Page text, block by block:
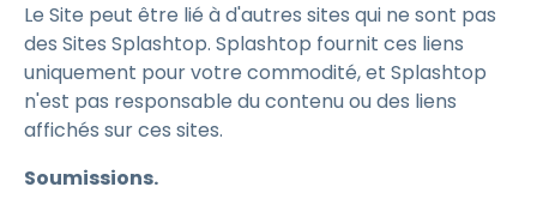
Le Site peut être lié à d'autres sites qui ne sont pas
des Sites Splashtop. Splashtop fournit ces liens
uniquement pour votre commodité, et Splashtop
n'est pas responsable du contenu ou des liens
affichés sur ces sites.
Soumissions.